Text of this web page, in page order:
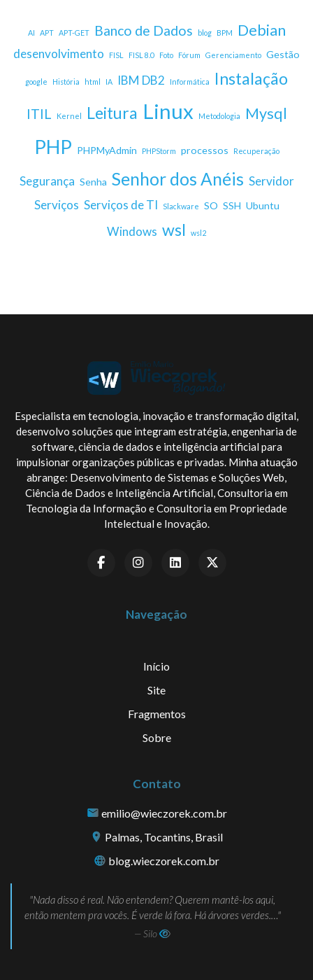
AI APT APT-GET Banco de Dados blog BPM Debian
desenvolvimento FISL FISL 8.0 Foto Fórum Gerenciamento Gestão
google História html IA IBM DB2 Informática Instalação
ITIL Kernel Leitura Linux Metodologia Mysql
PHP PHPMyAdmin PHPStorm processos Recuperação
Segurança Senha Senhor dos Anéis Servidor
Serviços Serviços de TI Slackware SO SSH Ubuntu
Windows wsl wsl2
Especialista em tecnologia, inovação e transformação digital,
desenvolvo soluções que integram estratégia, engenharia de
software, ciência de dados e inteligência artificial para
impulsionar organizações públicas e privadas. Minha atuação
abrange: Desenvolvimento de Sistemas e Soluções Web,
Ciência de Dados e Inteligência Artificial, Consultoria em
Tecnologia da Informação e Consultoria em Propriedade
Intelectual e Inovação.
Navegação
Início
Site
Fragmentos
Sobre
Contato
emilio@wieczorek.com.br
Palmas, Tocantins, Brasil
blog.wieczorek.com.br
Nada disso é real. Não entendem? Querem mantê-los aqui,
então mentem pra vocês. É verde lá fora. Há árvores verdes.…
— Silo